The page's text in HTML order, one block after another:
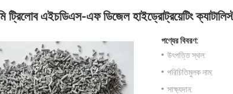
ট্রিলোব এইচডিএস-এফ ডিজেল হাইড্রোট্রয়েটিং
পণ্যের বিবরণ:
উৎপত্তি স্থল:
পরিচিতিমুলক নাম:
সাক্ষ্যদান: